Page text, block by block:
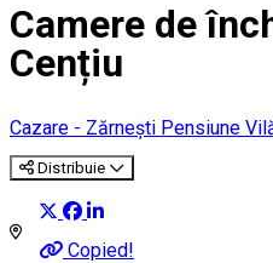
Camere de
Cențiu
Cazare - Zărnești Pensiune
Distribuie
Copied!